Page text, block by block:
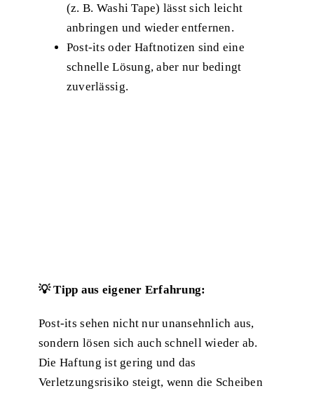
(z. B. Washi Tape) lässt sich leicht
anbringen und wieder entfernen.
Post-its oder Haftnotizen sind eine
schnelle Lösung, aber nur bedingt
zuverlässig.
💡 Tipp aus eigener Erfahrung:
Post-its sehen nicht nur unansehnlich aus,
sondern lösen sich auch schnell wieder ab.
Die Haftung ist gering und das
Verletzungsrisiko steigt, wenn die Scheiben